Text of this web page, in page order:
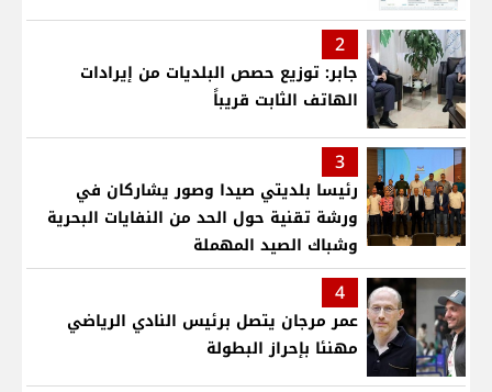
2
جابر: توزيع حصص البلديات من إيرادات
الهاتف الثابت قريباً
3
رئيسا بلديتي صيدا وصور يشاركان في
ورشة تقنية حول الحد من النفايات البحرية
وشباك الصيد المهملة
4
عمر مرجان يتصل برئيس النادي الرياضي
مهنئا بإحراز البطولة